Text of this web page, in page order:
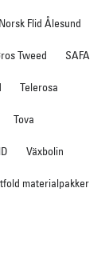
Norsk Flid Ålesund
Tweed SAFA
Telerosa
Tova
Växbolin
materialpakker